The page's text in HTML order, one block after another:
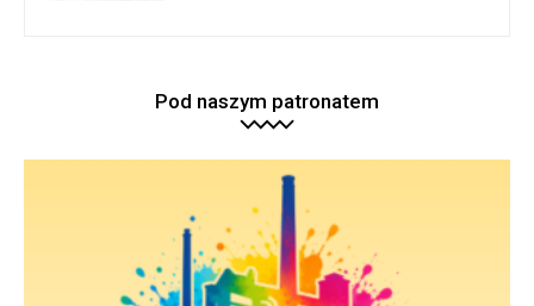
Pod naszym patronatem